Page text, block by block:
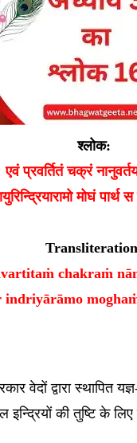
श्लोक:
एवं प्रवर्तितं चक्रं
मोघं
chakraṁ
indriyārāmo
वेदों द्वारा स्थापित
की तुष्टि के लिए